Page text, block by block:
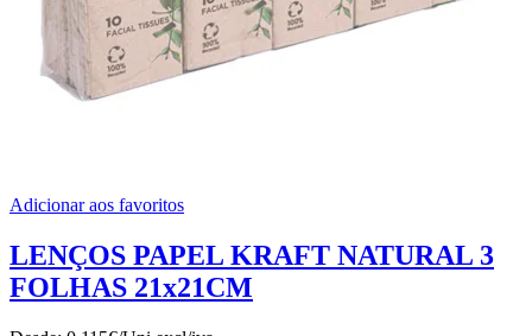
Adicionar aos favoritos
LENÇOS PAPEL KRAFT NATURAL 3
FOLHAS 21x21CM